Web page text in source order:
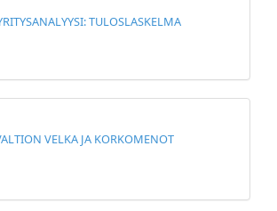
TULOSLASKELMA
VELKA JA KORKOMENOT